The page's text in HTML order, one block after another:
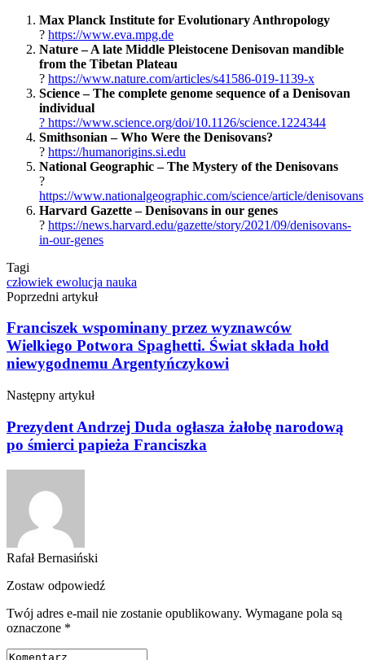
Max Planck Institute for Evolutionary Anthropology
? https://www.eva.mpg.de
Nature – A late Middle Pleistocene Denisovan mandible
from the Tibetan Plateau
? https://www.nature.com/articles/s41586-019-1139-x
Science – The complete genome sequence of a Denisovan
individual
? https://www.science.org/doi/10.1126/science.1224344
Smithsonian – Who Were the Denisovans?
? https://humanorigins.si.edu
National Geographic – The Mystery of the Denisovans
?
https://www.nationalgeographic.com/science/article/denisovans
Harvard Gazette – Denisovans in our genes
? https://news.harvard.edu/gazette/story/2021/09/denisovans-
in-our-genes
Tagi
człowiek ewolucja nauka
Poprzedni artykuł
Franciszek wspominany przez wyznawców
Wielkiego Potwora Spaghetti. Świat składa hołd
niewygodnemu Argentyńczykowi
Następny artykuł
Prezydent Andrzej Duda ogłasza żałobę narodową
po śmierci papieża Franciszka
Rafał Bernasiński
Zostaw odpowiedź
Twój adres e-mail nie zostanie opublikowany. Wymagane pola są
oznaczone *